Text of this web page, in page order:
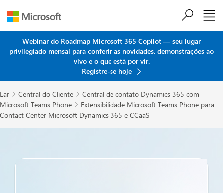
Webinar do Roadmap Microsoft 365 Copilot — seu lugar
privilegiado mensal para conferir as novidades, demonstrações ao
vivo e o que está por vir.
Registre-se hoje
Lar  Central do Cliente  Central de contato Dynamics 365 com
Microsoft Teams Phone

Extensibilidade Microsoft Teams Phone para
Contact Center Microsoft Dynamics 365 e CCaaS